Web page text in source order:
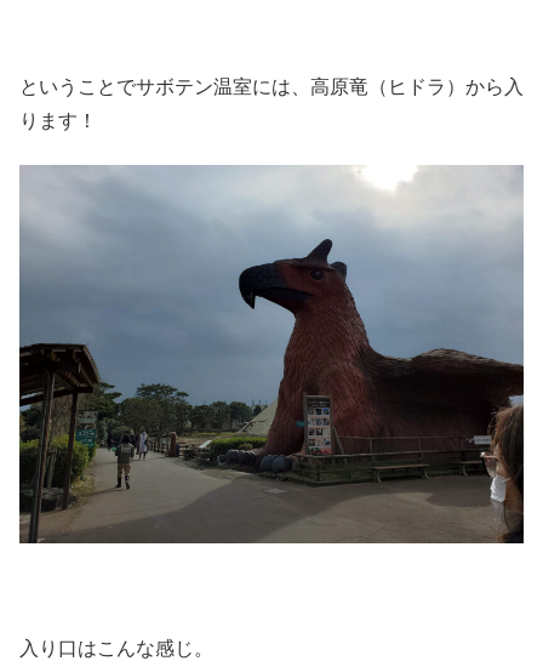
ということでサボテン温室には、高原竜（ヒドラ）から入
ります！
入り口はこんな感じ。